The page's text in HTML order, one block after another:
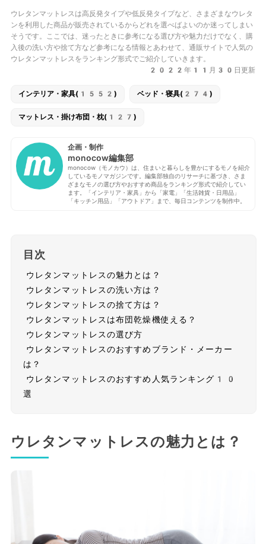
ウレタンマットレスは高反発タイプや低反発タイプなど、さまざまなウレタ
ンを利用した商品が販売されているからどれを選べばよいのか迷ってしまい
そうです。ここでは、迷ったときに参考になる選び方や魅力だけでなく、購
入後の洗い方や捨て方など参考になる情報とあわせて、通販サイトで人気の
ウレタンマットレスをランキング形式でご紹介していきます。
2022年11月30日更新
インテリア・家具(1552) ベッド・寝具(274)
マットレス・掛け布団・枕(127)
企画・制作
monocow編集部
monocow（モノカウ）は、住まいと暮らしを豊かにするモノを紹介
しているモノマガジンです。編集部独自のリサーチに基づき、さま
ざまなモノの選び方やおすすめ商品をランキング形式で紹介してい
ます。「インテリア・家具」から「家電」「生活雑貨・日用品」
「キッチン用品」「アウトドア」まで、毎日コンテンツを制作中。
目次
ウレタンマットレスの魅力とは？
ウレタンマットレスの洗い方は？
ウレタンマットレスの捨て方は？
ウレタンマットレスは布団乾燥機使える？
ウレタンマットレスの選び方
ウレタンマットレスのおすすめブランド・メーカー
は？
ウレタンマットレスのおすすめ人気ランキング10
選
ウレタンマットレスの魅力とは？